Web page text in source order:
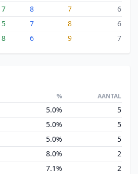
7 8 7
6
5 7 8
6
8 6 9 7
% AANTAL
5.0%
5
5.0%
5
5.0%
5
8.0%
2
7.1%
2